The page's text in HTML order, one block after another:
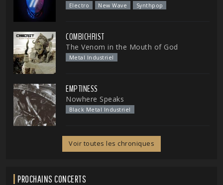
Electro New Wave Synthpop
COMBICHRIST
The Venom in the Mouth of God
Metal Industriel
EMPTINESS
Nowhere Speaks
Black Metal Industriel
Voir toutes les chroniques
PROCHAINS CONCERTS